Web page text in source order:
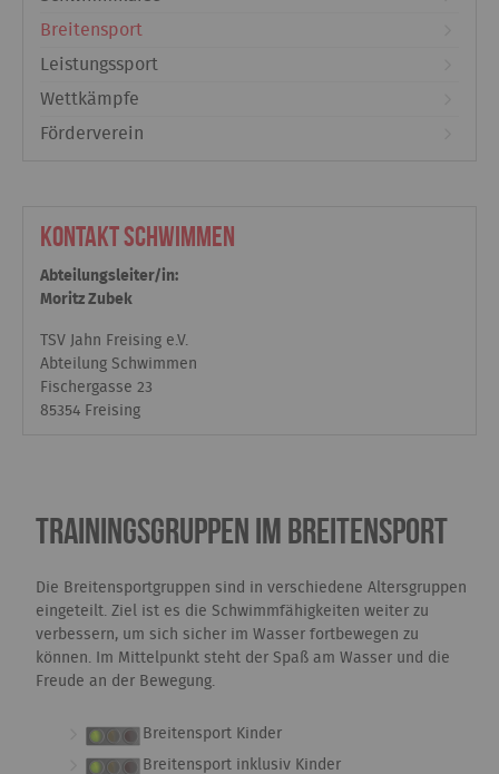
Breitensport
Leistungssport
Wettkämpfe
Förderverein
Kontakt Schwimmen
Abteilungsleiter/in:
Moritz Zubek
TSV Jahn Freising e.V.
Abteilung Schwimmen
Fischergasse 23
85354 Freising
Trainingsgruppen im Breitensport
Die Breitensportgruppen sind in verschiedene Altersgruppen
eingeteilt. Ziel ist es die Schwimmfähigkeiten weiter zu
verbessern, um sich sicher im Wasser fortbewegen zu
können. Im Mittelpunkt steht der Spaß am Wasser und die
Freude an der Bewegung.
Breitensport Kinder
Breitensport inklusiv Kinder